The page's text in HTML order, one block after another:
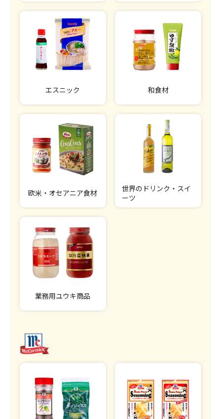
エスニック 和食材
欧米・オセアニア食材
世界のドリンク・スイ
ーツ
業務用ユウキ商品